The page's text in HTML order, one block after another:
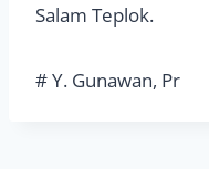
Salam Teplok.
# Y. Gunawan, Pr